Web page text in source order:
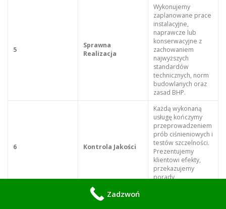
5
Sprawna
Realizacja
Wykonujemy
zaplanowane prace
instalacyjne,
naprawcze lub
konserwacyjne z
zachowaniem
najwyższych
standardów
technicznych, norm
budowlanych oraz
zasad BHP.
6 Kontrola Jakości
Każdą wykonaną
usługę kończymy
przeprowadzeniem
prób ciśnieniowych i
testów szczelności.
Prezentujemy
klientowi efekty,
przekazujemy
porady
Zadzwoń